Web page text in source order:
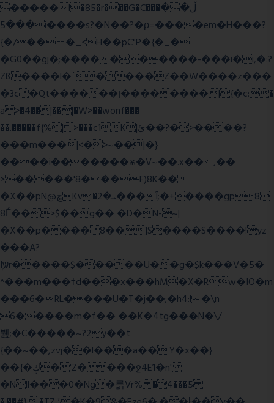
�����l�85�r���G�C���ڵ��
���5i����s?�N��?�ϼ=����em�H���?
{�/�� �_<H��pC"P�{�_�
�G0��gj�;����������-���i�i,�:?
Zß����l�`����Z��W����z���
�3c�Qt������ן��������|{�c:�
a >�4��|��|�W>��wonf���
��.�����f{%|>���c1K|ئ��?�>����?
���m���|<�>~��|�}
����i�������ѫ�V~��.x�� ,��
>�����'8���F)8K��
�X��pN@ڇKv�ܝ�2���Î;�+����gp8
8Ѓ��>$��g�� �D�N-~|
�X��p����8��]S����S����!yz
���A?
Iۭѡr�����$�����U��g�$k���V�5�
^���m���ߙd���x���hM�X�Rw�IO�m
���6�RL����U�T�j��;�h4:l�\n
6�����m�f�� ��K�4tg���N�\/
뷆;�C�����~?2y��t
{��~��,zvj��l���a�� Y�x��}
��{�ڮ�'Z����ջ4E1�n'
�Nll���0�Ng�륽Vr% �4���5